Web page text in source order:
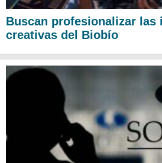
Buscan profesionalizar las
creativas del Biobío